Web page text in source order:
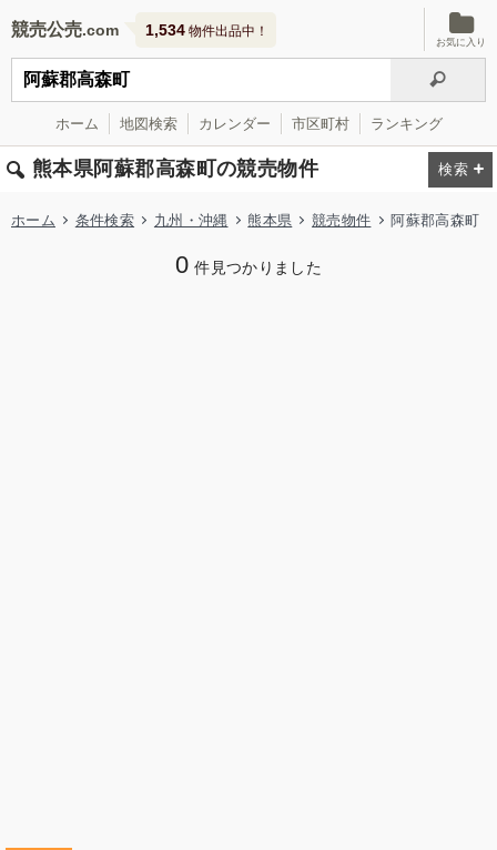
競売公売 1,534 物件出品中！
お気に入り
ホーム 地図検索 カレンダー 市区町村 ランキング
熊本県阿蘇郡高森町の競売物件
ホーム 条件検索 九州・沖縄 熊本県 競売物件 阿蘇郡高森町
0 件見つかりました